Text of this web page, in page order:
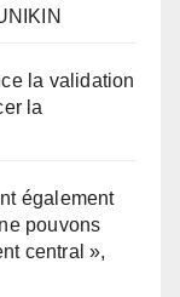
la validation
la
également
pouvons
central »,